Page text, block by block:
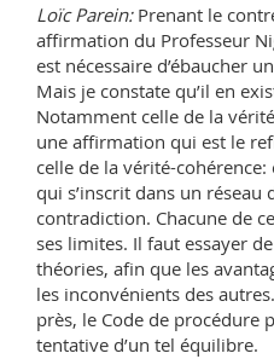
Loïc Parein:Prenant le
affirmation du Professeur
est nécessaire d’ébaucher
Mais je constate qu’il en
Notamment celle de la
une affirmation qui est le
celle de la vérité-
qui s’inscrit dans un réseau
contradiction. Chacune de
ses limites. Il faut essayer
théories, afin que les
les inconvénients des
près, le Code de procédure
tentative d’un tel équilibre.